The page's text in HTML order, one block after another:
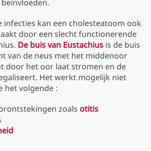
infecties kan een cholesteatoom ook
door een slecht functionerende
De buis van Eustachius is de buis
van de neus met het middenoor
door het oor laat stromen en de
Het werkt mogelijk niet
het volgende :
zoals otitis